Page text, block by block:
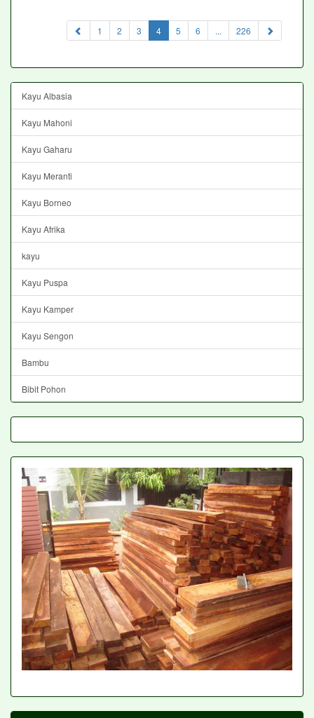
1 2 3 4(current)
5 6 ... 226
Kayu Albasia
Kayu Mahoni
Kayu Gaharu
Kayu Meranti
Kayu Borneo
Kayu Afrika
kayu
Kayu Puspa
Kayu Kamper
Kayu Sengon
Bambu
Bibit Pohon